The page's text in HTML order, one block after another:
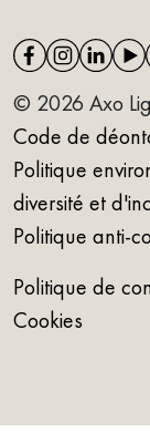
© 2026 Axo
Code de
Politique
diversité et
Politique anti-
Politique de
Cookies